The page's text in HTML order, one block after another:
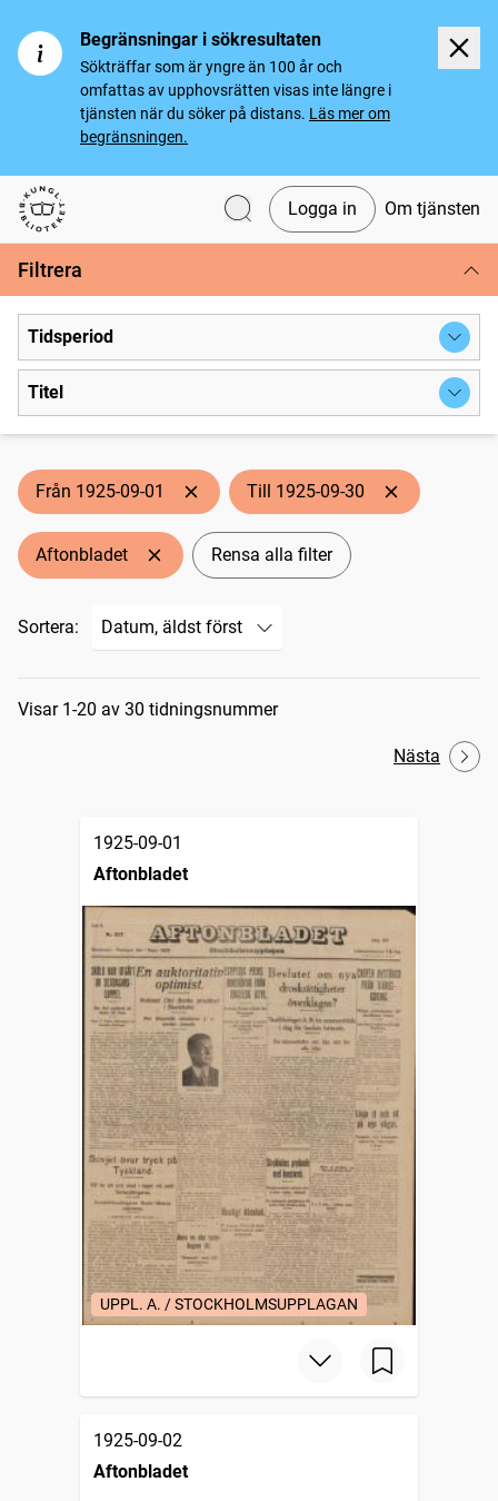
Begränsningar i sökresultaten
Sökträffar som är yngre än 100 år och
omfattas av upphovsrätten visas inte längre i
tjänsten när du söker på distans. Läs mer om
begränsningen.
Svenska tidningar
Logga in Om tjänsten
Filtrera
Tidsperiod
Titel
Från 1925-09-01 Till 1925-09-30
Aftonbladet Rensa alla filter
Sortera:
Sökresultat
Visar 1-20 av 30 tidningsnummer
Nästa
1925-09-01
Aftonbladet
UPPL. A. / STOCKHOLMSUPPLAGAN
1925-09-02
Aftonbladet